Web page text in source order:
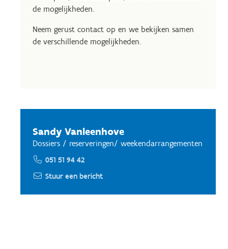
de mogelijkheden.
Neem gerust contact op en we bekijken samen
de verschillende mogelijkheden.
Sandy Vanleenhove
Dossiers / reserveringen/ weekendarrangementen
051 51 94 42
Stuur een bericht